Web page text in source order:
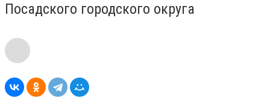
Посадского городского округа